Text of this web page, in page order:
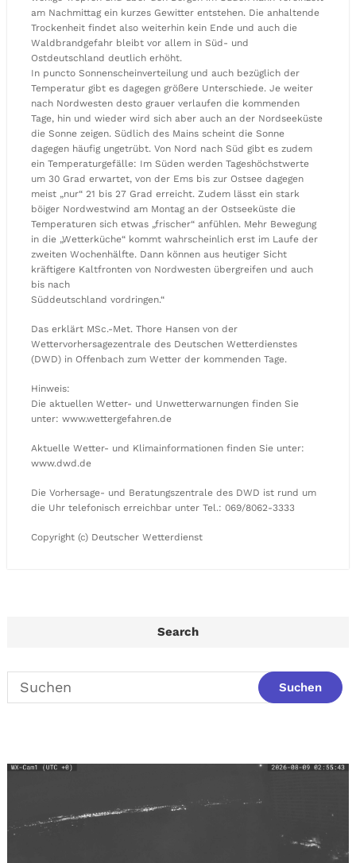
am Nachmittag ein kurzes Gewitter entstehen. Die anhaltende
Trockenheit findet also weiterhin kein Ende und auch die
Waldbrandgefahr bleibt vor allem in Süd- und
Ostdeutschland deutlich erhöht.
In puncto Sonnenscheinverteilung und auch bezüglich der
Temperatur gibt es dagegen größere Unterschiede. Je weiter
nach Nordwesten desto grauer verlaufen die kommenden
Tage, hin und wieder wird sich aber auch an der Nordseeküste
die Sonne zeigen. Südlich des Mains scheint die Sonne
dagegen häufig ungetrübt. Von Nord nach Süd gibt es zudem
ein Temperaturgefälle: Im Süden werden Tageshöchstwerte
um 30 Grad erwartet, von der Ems bis zur Ostsee dagegen
meist „nur“ 21 bis 27 Grad erreicht. Zudem lässt ein stark
böiger Nordwestwind am Montag an der Ostseeküste die
Temperaturen sich etwas „frischer“ anfühlen. Mehr Bewegung
in die „Wetterküche“ kommt wahrscheinlich erst im Laufe der
zweiten Wochenhälfte. Dann können aus heutiger Sicht
kräftigere Kaltfronten von Nordwesten übergreifen und auch
bis nach
Süddeutschland vordringen.“
Das erklärt MSc.-Met. Thore Hansen von der
Wettervorhersagezentrale des Deutschen Wetterdienstes
(DWD) in Offenbach zum Wetter der kommenden Tage.
Hinweis:
Die aktuellen Wetter- und Unwetterwarnungen finden Sie
unter: www.wettergefahren.de
Aktuelle Wetter- und Klimainformationen finden Sie unter:
www.dwd.de
Die Vorhersage- und Beratungszentrale des DWD ist rund um
die Uhr telefonisch erreichbar unter Tel.: 069/8062-3333
Copyright (c) Deutscher Wetterdienst
Search